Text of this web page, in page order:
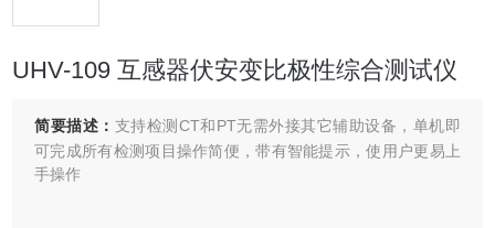
UHV-109 互感器伏安变比极性综合测试仪
简要描述： 支持检测CT和PT无需外接其它辅助设备，单机即
可完成所有检测项目操作简便，带有智能提示，使用户更易上
手操作